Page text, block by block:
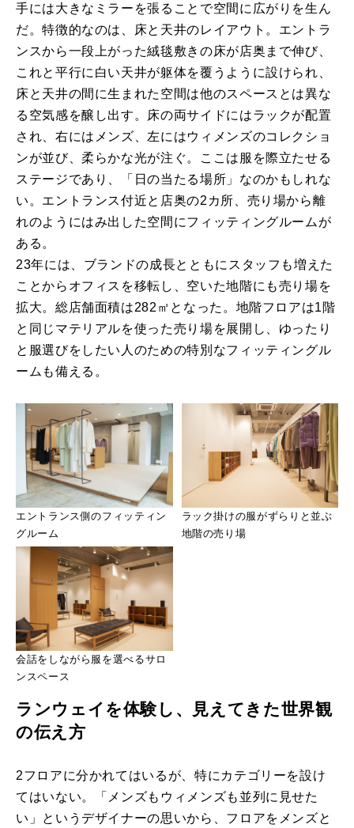
手には大きなミラーを張ることで空間に広がりを生ん
だ。特徴的なのは、床と天井のレイアウト。エントラ
ンスから一段上がった絨毯敷きの床が店奥まで伸び、
これと平行に白い天井が躯体を覆うように設けられ、
床と天井の間に生まれた空間は他のスペースとは異な
る空気感を醸し出す。床の両サイドにはラックが配置
され、右にはメンズ、左にはウィメンズのコレクショ
ンが並び、柔らかな光が注ぐ。ここは服を際立たせる
ステージであり、「日の当たる場所」なのかもしれな
い。エントランス付近と店奥の2カ所、売り場から離
れのようにはみ出した空間にフィッティングルームが
ある。
23年には、ブランドの成長とともにスタッフも増えた
ことからオフィスを移転し、空いた地階にも売り場を
拡大。総店舗面積は282㎡となった。地階フロアは1階
と同じマテリアルを使った売り場を展開し、ゆったり
と服選びをしたい人のための特別なフィッティングル
ームも備える。
エントランス側のフィッティン
グルーム
ラック掛けの服がずらりと並ぶ
地階の売り場
会話をしながら服を選べるサロ
ンスペース
ランウェイを体験し、見えてきた世界観
の伝え方
2フロアに分かれてはいるが、特にカテゴリーを設け
てはいない。「メンズもウィメンズも並列に見せた
い」というデザイナーの思いから、フロアをメンズと